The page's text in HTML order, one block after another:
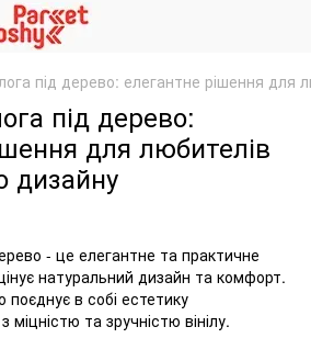
під дерево: елегантне рішення для
під дерево:
для любителів
дизайну
- це елегантне та практичне
натуральний дизайн та комфорт.
поєднує в собі естетику
та зручністю вінілу.